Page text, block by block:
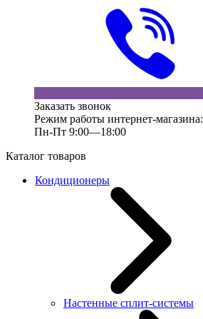
Заказать звонок
Режим работы интернет-магазина:
Пн-Пт 9:00—18:00
Каталог товаров
Кондиционеры
Настенные сплит-системы